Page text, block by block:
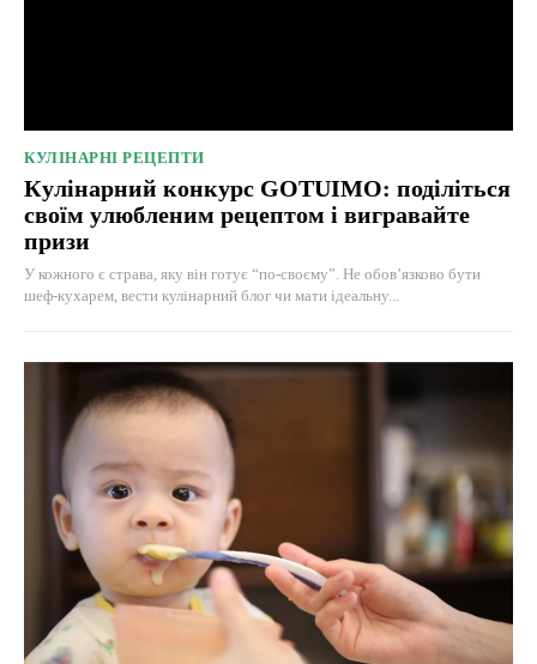
КУЛІНАРНІ РЕЦЕПТИ
Кулінарний конкурс GOTUIMO: поділіться
своїм улюбленим рецептом і вигравайте
призи
У кожного є страва, яку він готує “по-своєму”. Не обов’язково бути
шеф-кухарем, вести кулінарний блог чи мати ідеальну...